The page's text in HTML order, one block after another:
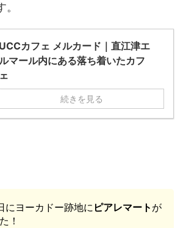
UCCカフェ メルカード｜直江津エ
マール内にある落ち着いたカフ
ェ
続きを見る
にヨーカドー跡地に ピアレマート が
！